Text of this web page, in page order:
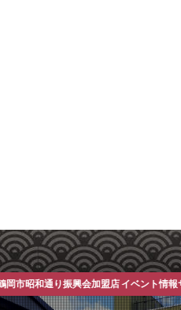
り振興会加盟店 イベント情報サイト